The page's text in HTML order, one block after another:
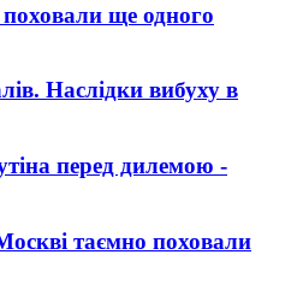
ще одного
Наслідки вибуху в
перед дилемою -
таємно поховали